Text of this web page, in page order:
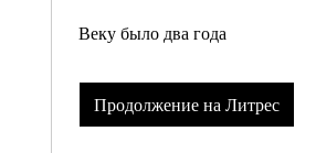
Веку было два года
Продолжение на Литрес